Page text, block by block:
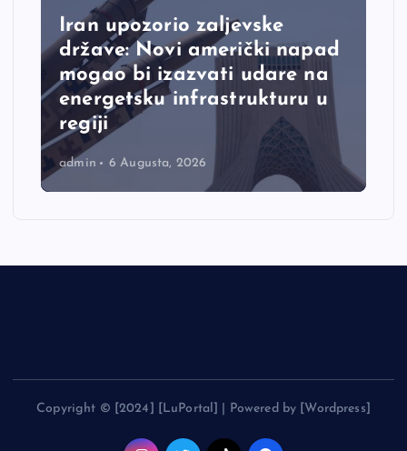
Iran upozorio zaljevske
države: Novi američki napad
mogao bi izazvati udare na
energetsku infrastrukturu u
regiji
admin 6 Augusta, 2026
Copyright © [2024] [LuPortal] | Powered by [Wordpress]